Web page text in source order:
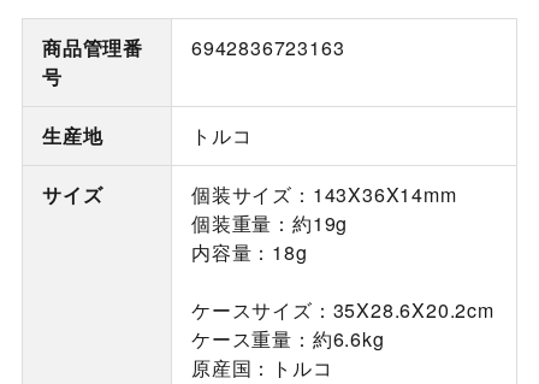
商品管理番
号
6942836723163
生産地 トルコ
サイズ
個装サイズ：143X36X14mm
個装重量：約19g
内容量：18g
ケースサイズ：35X28.6X20.2cm
ケース重量：約6.6kg
原産国：トルコ